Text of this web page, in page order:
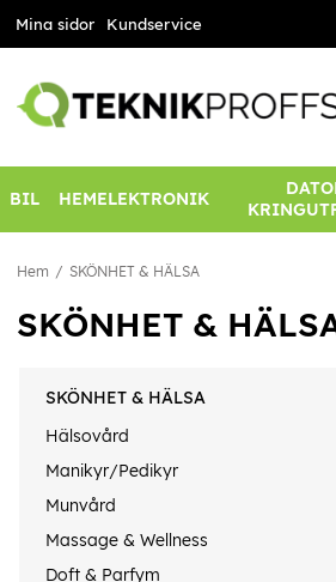
Mina sidor Kundservice
BIL HEMELEKTRONIK
Hem SKÖNHET & HÄLSA
SKÖNHET &
SKÖNHET & HÄLSA
Hälsovård
Manikyr/Pedikyr
Munvård
Massage & Wellness
Doft & Parfym